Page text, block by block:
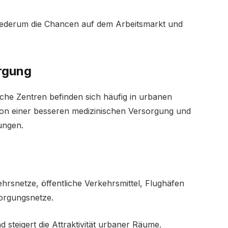
die Chancen auf dem Arbeitsmarkt und
Zentren befinden sich häufig in urbanen
einer besseren medizinischen Versorgung und
öffentliche Verkehrsmittel, Flughäfen
steigert die Attraktivität urbaner Räume.